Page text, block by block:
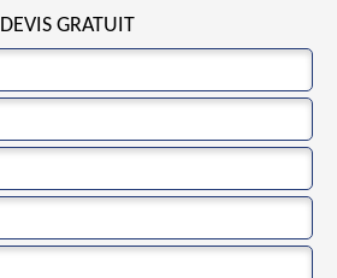
DEVIS GRATUIT